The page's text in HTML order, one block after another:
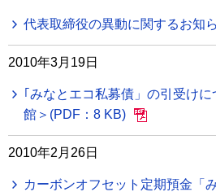
代表取締役の異動に関するお知
2010年3月19日
｢みなとエコ私募債」の引受け
館＞(PDF：8 KB)
2010年2月26日
カーボンオフセット定期預金「